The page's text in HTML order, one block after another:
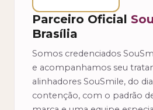
Parceiro Oficial
Brasília
Somos credenciados
e acompanhamos seu
alinhadores SouSmile, do
contenção, com o padrão